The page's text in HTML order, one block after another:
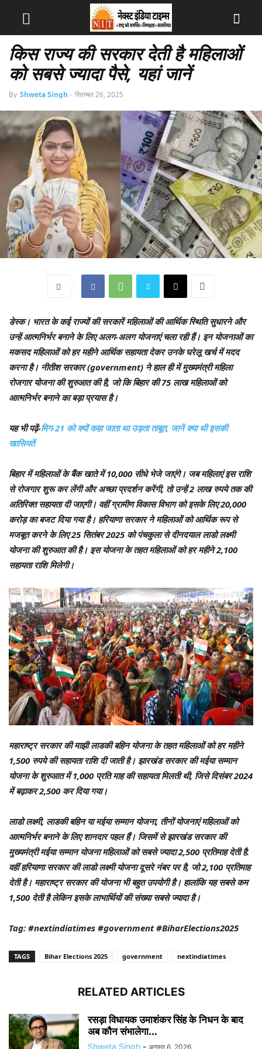
किस राज्य की सरकार देती है महिलाओं
को सबसे ज्यादा पैसे, यहां जानें
By Shweta Singh - सितम्बर 26, 2025
डेस्क। भारत के कई राज्यों की सरकारें महिलाओं की आर्थिक स्थिति सुधारने और
उन्हें आत्मनिर्भर बनाने के लिए अलग-अलग योजनाएं चला रही हैं। इन योजनाओं का
मकसद महिलाओं को हर महीने आर्थिक सहायता देकर उनके घरेलू खर्च में मदद
करना है। नीतीश सरकार (government) ने हाल ही में मुख्यमंत्री महिला
रोजगार योजना की शुरुआत की है, जो कि बिहार की 75 लाख महिलाओं को
आत्मनिर्भर बनाने का बड़ा प्रयास है।
यह भी पढ़ें-मिग-21 को क्यों कहा जाता था उड़ता ताबूत, जानें क्या थी इसकी
खासियतें
बिहार में महिलाओं के बैंक खाते में 10,000 सीधे भेजे जाएंगे। जब महिलाएं इस राशि
से रोजगार शुरू कर लेंगी और अच्छा प्रदर्शन करेंगी, तो उन्हें 2 लाख रुपये तक की
अतिरिक्त सहायता दी जाएगी। वहीं ग्रामीण विकास विभाग को इसके लिए 20,000
करोड़ का बजट दिया गया है। हरियाणा सरकार ने महिलाओं को आर्थिक रूप से
मजबूत करने के लिए 25 सितंबर 2025 को पंचकुला से दीनदयाल लाडो लक्ष्मी
योजना की शुरुआत की है। इस योजना के तहत महिलाओं को हर महीने 2,100
सहायता राशि मिलेगी।
महाराष्ट्र सरकार की माझी लाडकी बहिन योजना के तहत महिलाओं को हर महीने
1,500 रुपये की सहायता राशि दी जाती है। झारखंड सरकार की मईया सम्मान
योजना के शुरुआत में 1,000 प्रति माह की सहायता मिलती थी, जिसे दिसंबर 2024
में बढ़ाकर 2,500 कर दिया गया।
लाडो लक्ष्मी, लाडकी बहिन या मईया सम्मान योजना, तीनों योजनाएं महिलाओं को
आत्मनिर्भर बनाने के लिए शानदार पहल हैं। जिसमें से झारखंड सरकार की
मुख्यमंत्री मईया सम्मान योजना महिलाओं को सबसे ज्यादा 2,500 प्रतिमाह देती है.
वहीं हरियाणा सरकार की लाडो लक्ष्मी योजना दूसरे नंबर पर है, जो 2,100 प्रतिमाह
देती है। महाराष्ट्र सरकार की योजना भी बहुत उपयोगी है। हालांकि यह सबसे कम
1,500 देती है लेकिन इसके लाभार्थियों की संख्या सबसे ज्यादा है।
Tag: #nextindiatimes #government #BiharElections2025
TAGS Bihar Elections 2025 government nextindiatimes
RELATED ARTICLES
रसड़ा विधायक उमाशंकर सिंह के निधन के बाद
अब कौन संभालेगा...
Shweta Singh - अगस्त 6, 2026